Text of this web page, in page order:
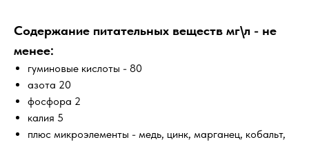
Содержание питательных веществ мг\л - не
менее:
гуминовые кислоты - 80
азота 20
фосфора 2
калия 5
плюс микроэлементы - медь, цинк, марганец, кобальт,